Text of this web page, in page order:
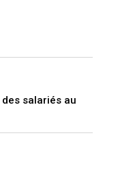
salariés au